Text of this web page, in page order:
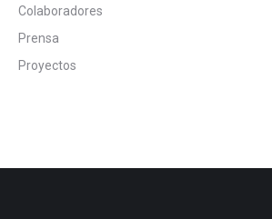
Colaboradores
Prensa
Proyectos